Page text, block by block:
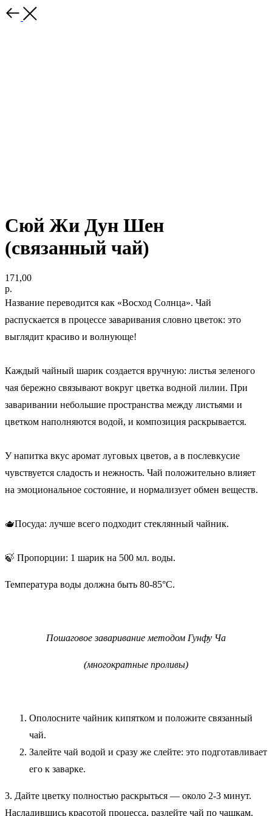
Сюй Жи Дун Шен
(связанный чай)
171,00
р.
Название переводится как «Восход Солнца». Чай
распускается в процессе заваривания словно цветок: это
выглядит красиво и волнующе!
Каждый чайный шарик создается вручную: листья зеленого
чая бережно связывают вокруг цветка водной лилии. При
заваривании небольшие пространства между листьями и
цветком наполняются водой, и композиция раскрывается.
У напитка вкус аромат луговых цветов, а в послевкусие
чувствуется сладость и нежность. Чай положительно влияет
на эмоциональное состояние, и нормализует обмен веществ.
🫖Посуда: лучше всего подходит стеклянный чайник.
🍃 Пропорции: 1 шарик на 500 мл. воды.
Температура воды должна быть 80-85°C.
Пошаговое заваривание методом Гунфу Ча
(многократные проливы)
Ополосните чайник кипятком и положите связанный
чай.
Залейте чай водой и сразу же слейте: это подготавливает
его к заварке.
3. Дайте цветку полностью раскрыться — около 2-3 минут.
Насладившись красотой процесса, разлейте чай по чашкам.